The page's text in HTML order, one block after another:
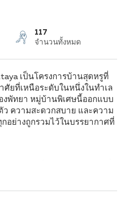
117
จำนวนทั้งหมด
เป็นโครงการบ้านสุดหรูที่
ยที่เหนือระดับในหนึ่งในทำเล
งพัทยา หมู่บ้านพิเศษนี้ออกแบบ
ความสะดวกสบาย และความ
อย่างถูกรวมไว้ในบรรยากาศที่
ถันเพื่อตอบสนองไลฟ์สไตล์และ